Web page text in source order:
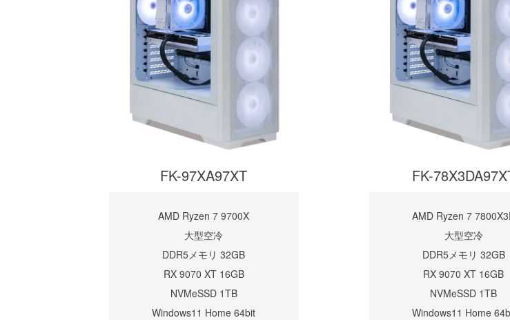
270°パノラマビューが魅
優れたモデル
FK-97XA97XT
AMD Ryzen 7 9700X
大型空冷
DDR5メモリ 32GB
RX 9070 XT 16GB
NVMeSSD 1TB
Windows11 Home 64bit
FK-
AMD Ryzen 7
大型空冷
DDR5メモリ 32GB
RX 9070 XT 16GB
NVMeSSD 1TB
Windows11 Home